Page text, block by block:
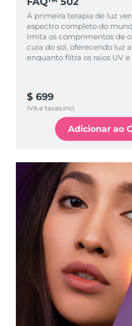
A primeira terapia de luz
espectro completo do
Imita os comprimentos de
cura do sol, oferecendo luz
enquanto filtra os raios UV e
$ 699
IVA e taxas incl.
Adicionar ao